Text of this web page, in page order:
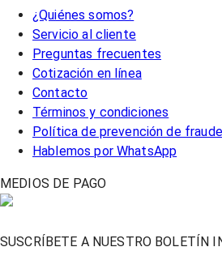
¿Quiénes somos?
Servicio al cliente
Preguntas frecuentes
Cotización en línea
Contacto
Términos y condiciones
Política de prevención de
Hablemos por WhatsApp
MEDIOS DE PAGO
SUSCRÍBETE A NUESTRO BOLETÍN